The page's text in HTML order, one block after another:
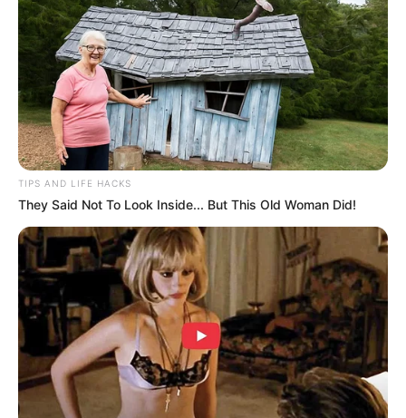
TIPS AND LIFE HACKS
They Said Not To Look Inside... But This Old Woman Did!